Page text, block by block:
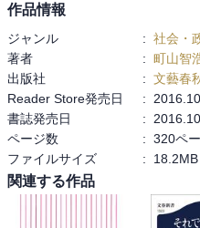
作品情報
ジャンル : 社会・
著者
: 町山智
出版社
: 文藝春
Reader Store発売日
:
書誌発売日
:
ページ数
: 320ペ
ファイルサイズ
: 18.2MB
関連する作品